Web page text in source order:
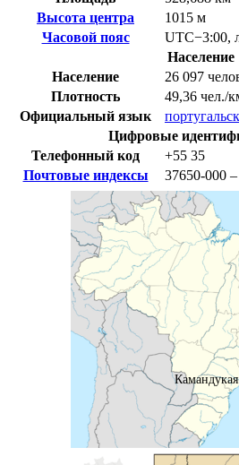
Высота центра
1015 м
Часовой пояс
UTC−3:00,
Население
Население
26 097
Плотность
49,36 чел./
Официальный язык
Цифровые
Телефонный код
+55 35
Почтовые индексы
37650-000
Камандукая